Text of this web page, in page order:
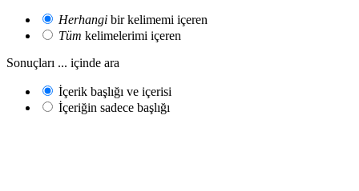
Herhangi bir kelimemi içeren
Tüm kelimelerimi içeren
Sonuçları ... içinde ara
İçerik başlığı ve içerisi
İçeriğin sadece başlığı